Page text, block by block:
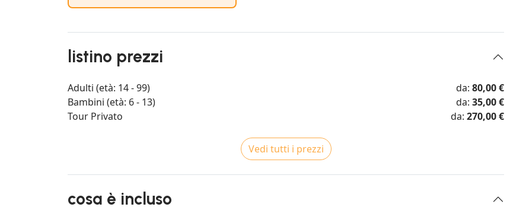
listino prezzi
Adulti (età: 14 - 99) da: 80,00 €
Bambini (età: 6 - 13)
da: 35,00 €
Tour Privato
da: 270,00 €
Vedi tutti i prezzi
cosa è incluso